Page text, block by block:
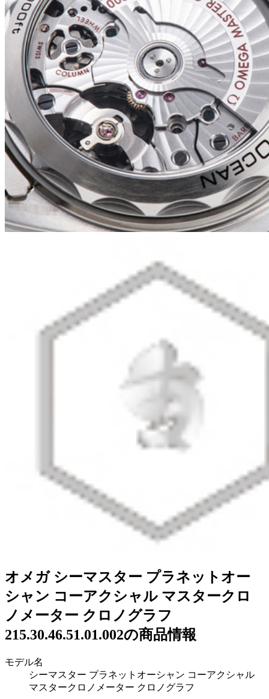
オメガ シーマスター プラネットオー
シャン コーアクシャル マスタークロ
ノメーター クロノグラフ
215.30.46.51.01.002の商品情報
モデル名
シーマスター プラネットオーシャン コーアクシャル
マスタークロノメーター クロノグラフ